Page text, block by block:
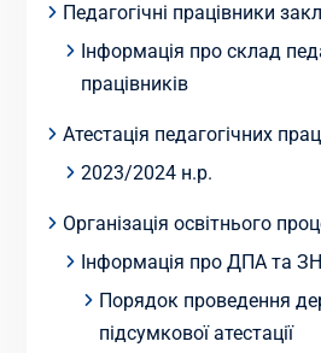
Педагогічні працівники
Інформація про склад
працівників
Атестація педагогічних
2023/2024 н.р.
Організація освітнього
Інформація про ДПА та
Порядок проведення
підсумкової атестації